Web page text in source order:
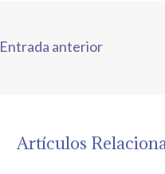
Entrada anterior
Artículos